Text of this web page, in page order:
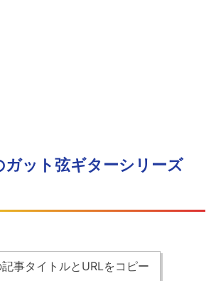
ガット弦ギターシリーズ
記事タイトルとURLをコピー